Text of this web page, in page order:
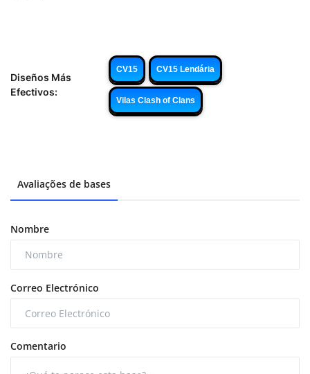
Diseños Más
Efectivos:
CV15 CV15 Lendária
Vilas Clash of Clans
Avaliações de bases
Nombre
Correo Electrónico
Comentario